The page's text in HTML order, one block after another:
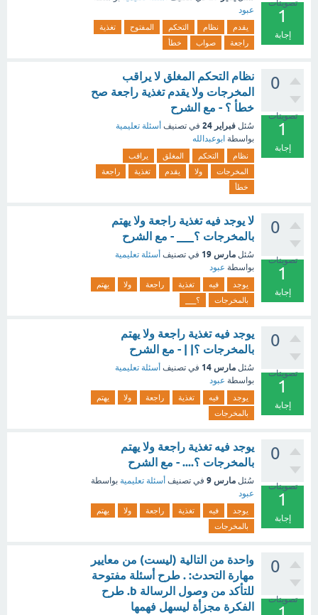
تصويتات
1
إجابة
عبود
يقدم نظام التحكم المفتوح
تغذية
راجعة
صواب خطأ
0
تصويتات
1
إجابة
نظام التحكم المغلق لا يراقب
المخرجات ولا يقدم تغذية راجعة صح
خطأ ؟ - مع الشرح
سُئل فبراير 24 في تصنيف أسئلة تعليمية
بواسطة ابوعبدالله
نظام التحكم المغلق
يراقب
المخرجات
ولا يقدم تغذية
راجعة
خطأ
0
تصويتات
1
إجابة
لا يوجد فيه تغذية راجعة ولا يهتم
بالمخرجات ؟___ - مع الشرح
سُئل مارس 19 في تصنيف أسئلة تعليمية
بواسطة عبود
يوجد فيه تغذية راجعة ولا
يهتم
بالمخرجات
؟___
0
تصويتات
1
إجابة
يوجد فيه تغذية راجعة ولا يهتم
بالمخرجات ؟| | - مع الشرح
سُئل مارس 14 في تصنيف أسئلة تعليمية
بواسطة عبود
يوجد فيه تغذية راجعة ولا
يهتم
بالمخرجات
0
تصويتات
1
إجابة
يوجد فيه تغذية راجعة ولا يهتم
بالمخرجات ؟.... - مع الشرح
سُئل مارس 9 في تصنيف أسئلة تعليمية بواسطة
عبود
يوجد فيه تغذية راجعة ولا
يهتم
بالمخرجات
0
تصويتات
واحدة من التالية (ليست) من معايير
مهارة التحدث: . طرح أسئلة مفتوحة
للتأكد من وصول الرسالة b. طرح
الفكرة مجزأة ليسهل فهمها